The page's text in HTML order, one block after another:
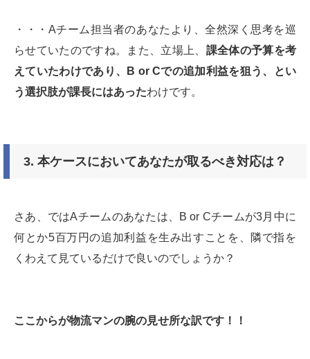
・・・Aチーム担当者のあなたより、全然深く思考を巡
らせていたのですね。また、立場上、 課全体の予算を考
えていたわけであり、
B or Cでの追加利益を狙う、とい
う選択肢が課長にはあったわけです。
3. 本ケースにおいてあなたが取るべき対応は？
さあ、ではAチームのあなたは、B or Cチームが3月中に
何とか5百万円の追加利益を生み出すことを、隣で指を
くわえて見ているだけで良いのでしょうか？
ここからが物流マンの腕の見せ所な訳です！！